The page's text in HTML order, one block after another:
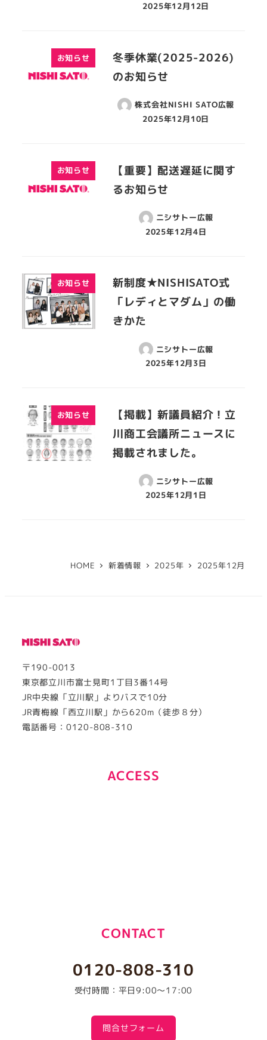
2025年12月12日
お知らせ
冬季休業(2025-2026)
のお知らせ
株式会社NISHI SATO広報
2025年12月10日
お知らせ
【重要】配送遅延に関す
るお知らせ
ニシサトー広報
2025年12月4日
お知らせ
新制度★NISHISATO式
「レディとマダム」の働
きかた
ニシサトー広報
2025年12月3日
お知らせ
【掲載】新議員紹介！立
川商工会議所ニュースに
掲載されました。
ニシサトー広報
2025年12月1日
HOME 新着情報 2025年 2025年12月
〒190-0013
東京都立川市富士見町1丁目3番14号
JR中央線「立川駅」よりバスで10分
JR青梅線「西立川駅」から620m（徒歩８分）
電話番号：0120-808-310
ACCESS
CONTACT
0120-808-310
受付時間：平日9:00～17:00
問合せフォーム